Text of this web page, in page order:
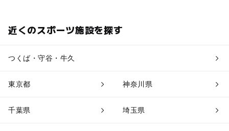
近くのスポーツ施設を探す
つくば・守谷・牛久
東京都 神奈川県
千葉県 埼玉県